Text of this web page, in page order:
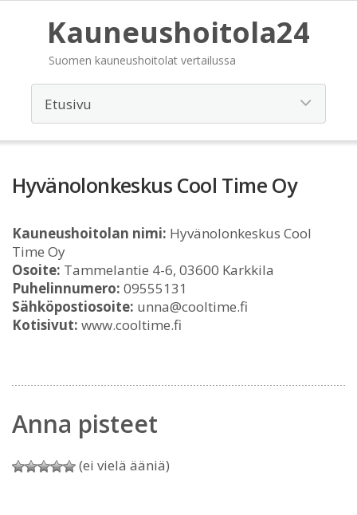
Kauneushoitola24
Suomen kauneushoitolat vertailussa
Hyvänolonkeskus Cool Time Oy
Kauneushoitolan nimi: Hyvänolonkeskus Cool
Time Oy
Osoite: Tammelantie 4-6, 03600 Karkkila
Puhelinnumero: 09555131
Sähköpostiosoite: unna@cooltime.fi
Kotisivut: www.cooltime.fi
Anna pisteet
(ei vielä ääniä)